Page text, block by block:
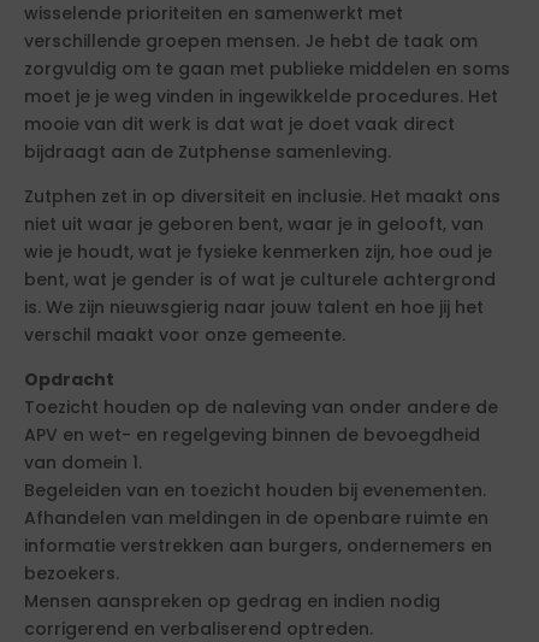
wisselende prioriteiten en samenwerkt met
verschillende groepen mensen. Je hebt de taak om
zorgvuldig om te gaan met publieke middelen en soms
moet je je weg vinden in ingewikkelde procedures. Het
mooie van dit werk is dat wat je doet vaak direct
bijdraagt aan de Zutphense samenleving.
Zutphen zet in op diversiteit en inclusie. Het maakt ons
niet uit waar je geboren bent, waar je in gelooft, van
wie je houdt, wat je fysieke kenmerken zijn, hoe oud je
bent, wat je gender is of wat je culturele achtergrond
is. We zijn nieuwsgierig naar jouw talent en hoe jij het
verschil maakt voor onze gemeente.
Opdracht
Toezicht houden op de naleving van onder andere de
APV en wet- en regelgeving binnen de bevoegdheid
van domein 1.
Begeleiden van en toezicht houden bij evenementen.
Afhandelen van meldingen in de openbare ruimte en
informatie verstrekken aan burgers, ondernemers en
bezoekers.
Mensen aanspreken op gedrag en indien nodig
corrigerend en verbaliserend optreden.